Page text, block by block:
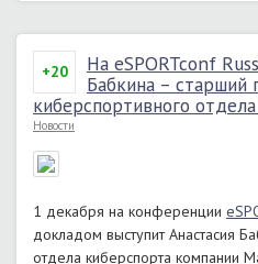
+20
На eSPORTconf
Бабкина – старший
киберспортивного
Новости
1 декабря на конференции
докладом выступит Анастасия
отдела киберспорта компании